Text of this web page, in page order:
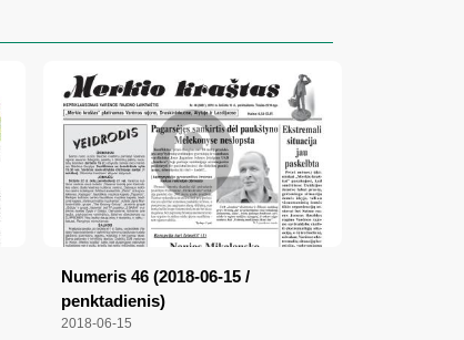
Numeris 46 (2018-06-15 /
penktadienis)
2018-06-15